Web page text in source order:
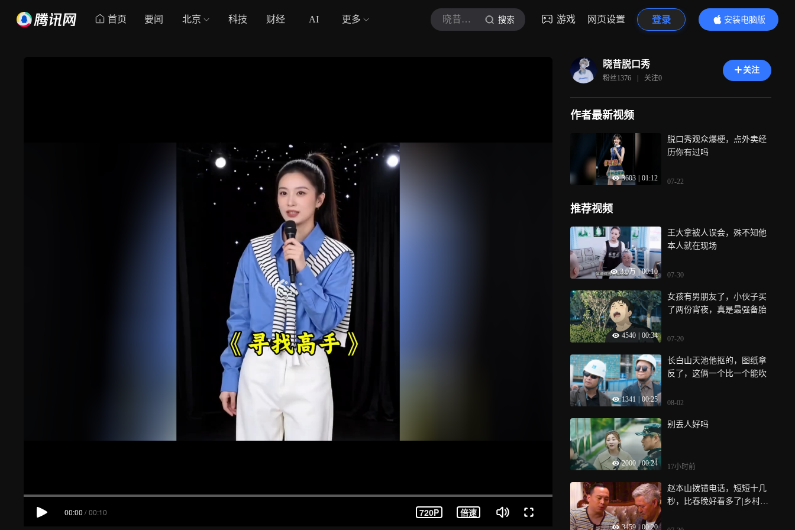
首页 要闻 北京 科技 财经 AI 更多 晓昔脱口秀 搜索 游戏 网页设置 登录
安装电脑版
内容更精彩
00:00 / 00:10 720P 倍速
晓昔脱口秀
粉丝1376 | 关注0
关注
作者最新视频
3603 01:12
脱口秀观众爆梗，点外卖经
历你有过吗
07-22
推荐视频
3.0万 00:10
王大拿被人误会，殊不知他
本人就在现场
07-30
4540 00:34
女孩有男朋友了，小伙子买
了两份宵夜，真是最强备胎
07-20
1341 00:25
长白山天池他抠的，图纸拿
反了，这俩一个比一个能吹
08-02
2000 00:24
别丢人好吗
17小时前
3459 | 00:20
赵本山拨错电话，短短十几
秒，比春晚好看多了|乡村圆